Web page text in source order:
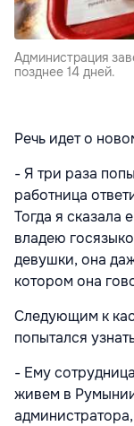
Администрация
позднее 14 дней.
Речь идет о
- Я три раза
работница
Тогда я сказала
владею
девушки, она
котором она
Следующим к
попытался
- Ему
живем в